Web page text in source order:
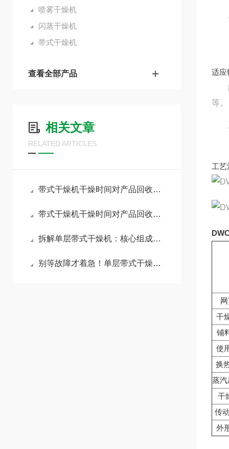
喷雾干燥机
闪蒸干燥机
带式干燥机
查看全部产品
相关文章
RELATED ARTICLES
带式干燥机干燥时间对产品回收率有什么影响
带式干燥机干燥时间对产品回收率有什么影响？
拆解单层带式干燥机：核心组成部件，藏着干燥效率的关键密码
别等故障才着急！单层带式干燥机的保养秘诀，早看早避坑
可
适应
能
等。
干
工艺
干
铺
使
换
蒸
干
传
外